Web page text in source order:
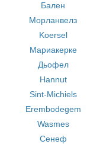
Бален
Морланвелз
Koersel
Мариакерке
Дьофел
Hannut
Sint-Michiels
Erembodegem
Wasmes
Сенеф